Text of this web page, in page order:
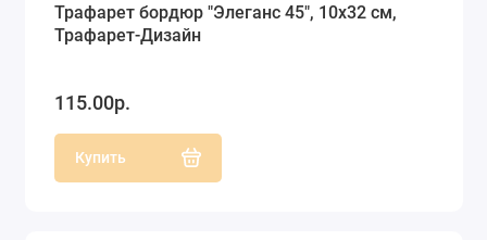
Трафарет бордюр "Элеганс 45", 10х32 см,
Трафарет-Дизайн
115.00р.
Купить